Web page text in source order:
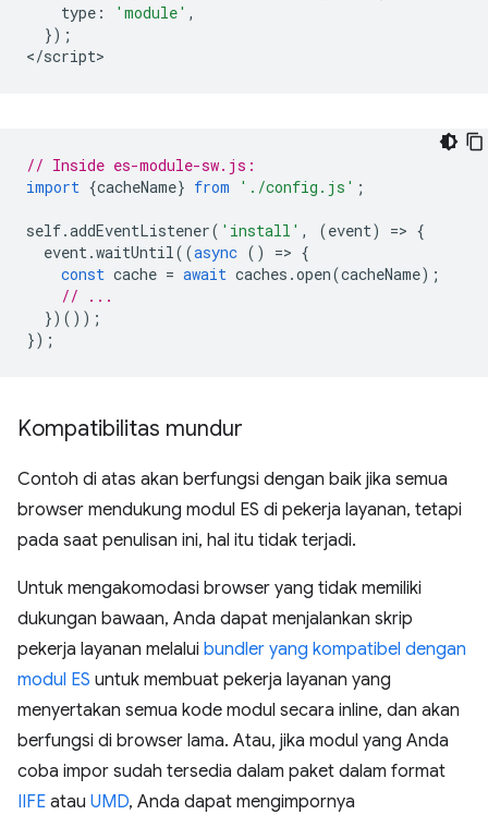
type : 'module' ,
});
</script
// Inside es-module-sw.js:
import {cacheName} from './config.js' ;
self.addEventListener( 'install' , (event) => {
event.waitUntil((async () => {
const cache = await caches .open(cacheName);
// ...
})());
});
Kompatibilitas mundur
Contoh di atas akan berfungsi dengan baik jika semua
browser mendukung modul ES di pekerja layanan, tetapi
pada saat penulisan ini, hal itu tidak terjadi.
Untuk mengakomodasi browser yang tidak memiliki
dukungan bawaan, Anda dapat menjalankan skrip
pekerja layanan melalui bundler yang kompatibel dengan
modul ES untuk membuat pekerja layanan yang
menyertakan semua kode modul secara inline, dan akan
berfungsi di browser lama. Atau, jika modul yang Anda
coba impor sudah tersedia dalam paket dalam format
IIFE atau UMD, Anda dapat mengimpornya